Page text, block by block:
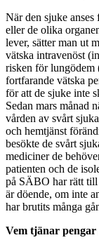
När den sjuke
eller de olika
lever, sätter man ut
vätska intravenöst
risken för lungödem
fortfarande vätska
för att de sjuke inte
Sedan mars månad
vården av svårt
och hemtjänst
besökte de svårt
mediciner de
patienten och de
på SÄBO har rätt till
är döende, om inte
har brutits många
Vem tjänar pengar